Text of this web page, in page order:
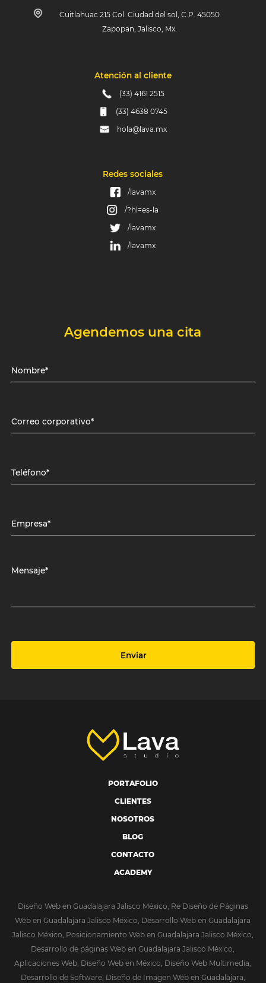
Cuitlahuac 215 Col. Ciudad del sol, C.P. 45050
Zapopan, Jalisco, Mx.
Atención al cliente
(33) 4161 2515
(33) 4638 0745
hola@lava.mx
Redes sociales
/lavamx
/?hl=es-la
/lavamx
/lavamx
Agendemos una cita
Nombre*
Correo corporativo*
Teléfono*
Empresa*
Mensaje*
Enviar
PORTAFOLIO
CLIENTES
NOSOTROS
BLOG
CONTACTO
ACADEMY
Diseño Web en Guadalajara Jalisco México, Re Diseño de Páginas
Web en Guadalajara Jalisco México, Desarrollo Web en Guadalajara
Jalisco México, Posicionamiento Web en Guadalajara Jalisco México,
Desarrollo de páginas Web en Guadalajara Jalisco México,
Aplicaciones Web, Diseño Web en México, Diseño Web Multimedia,
Desarrollo de Software, Diseño de Imagen Web en Guadalajara,